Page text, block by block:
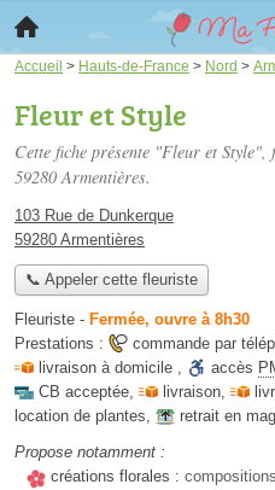
Accueil > Hauts-de-France > Nord >
Fleur et Style
Cette fiche présente "Fleur et Style",
59280 Armentières.
103 Rue de Dunkerque
59280 Armentières
📞 Appeler cette fleuriste
Fleuriste - Fermée, ouvre à 8h30
Prestations :
commande par
livraison à domicile , accès
CB acceptée, livraison,
location de plantes,
retrait en
Propose notamment :
créations florales :